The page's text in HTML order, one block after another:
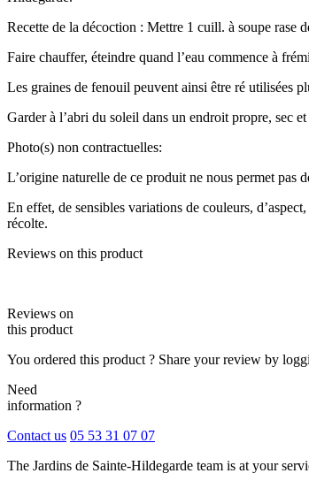
Recette de la décoction : Mettre 1 cuill. à soupe rase
Faire chauffer, éteindre quand l’eau commence à
Les graines de fenouil peuvent ainsi être ré utilisées
Garder à l’abri du soleil dans un endroit propre, sec et
Photo(s) non contractuelles:
L’origine naturelle de ce produit ne nous permet pas
En effet, de sensibles variations de couleurs,
récolte.
Reviews on this product
Reviews on
this product
You ordered this product ? Share your review by
Need
information ?
Contact us 05 53 31 07 07
The Jardins de Sainte-Hildegarde team is at your